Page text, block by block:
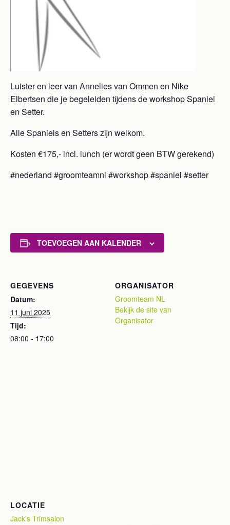
Luister en leer van Annelies van Ommen en Nike
Elbertsen die je begeleiden tijdens de workshop Spaniel
en Setter.
Alle Spaniels en Setters zijn welkom.
Kosten €175,- incl. lunch (er wordt geen BTW gerekend)
#nederland #groomteamnl #workshop #spaniel #setter
TOEVOEGEN AAN KALENDER
GEGEVENS
Datum:
11 juni 2025
Tijd:
08:00 - 17:00
ORGANISATOR
Groomteam NL
Bekijk de site van
Organisator
LOCATIE
Jack’s Trimsalon